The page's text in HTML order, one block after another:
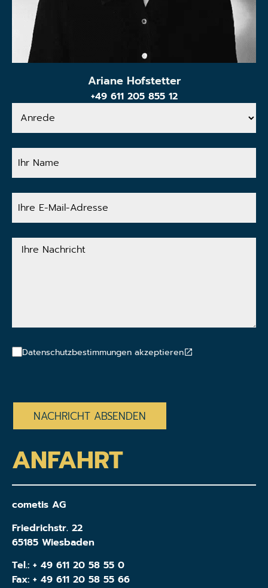
Ariane Hofstetter
+49 611 205 855 12
Anrede
Ihr
Name
Ihre
E-
Adresse
Ihre
Nachricht
Datenschutzbestimmungen akzeptieren
ANFAHRT
cometis AG
Friedrichstr. 22
65185 Wiesbaden
Tel.: + 49 611 20 58 55 0
Fax: + 49 611 20 58 55 66